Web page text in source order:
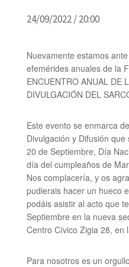
24/09/2022 / 20:00
Nuevamente estamos
efemérides anuales de la
ENCUENTRO ANUAL DE
DIVULGACIÓN DEL
Este evento se enmarca
Divulgación y Difusión
20 de Septiembre, Día
día del cumpleaños de
Nos complacería, y os
pudierais hacer un hueco
podáis asistir al acto que
Septiembre en la nueva
Centro Cívico Zigia 28, en
Para nosotros es un